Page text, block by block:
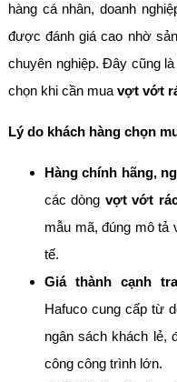
hàng cá nhân, doanh
được đánh giá cao nhờ
chuyên nghiệp. Đây cũng
chọn khi cần muavợt vớt
Lý do khách hàng chọn
Hàng chính hãng,
các dòng vợt vớt
mẫu mã, đúng mô
tế.
Giá thành cạnh
Hafuco cung cấp từ
ngân sách khách lẻ,
công công trình lớn.